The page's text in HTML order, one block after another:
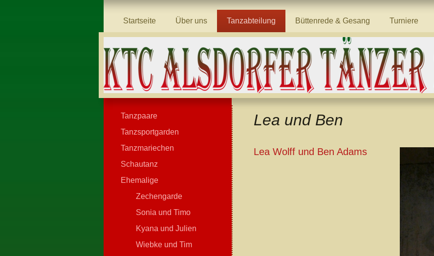
Startseite Über uns Tanzabteilung Büttenrede & Gesang Turniere
Lea und Ben
Lea Wolff und Ben Adams
Tanzpaare
Tanzsportgarden
Tanzmariechen
Schautanz
Ehemalige
Zechengarde
Sonia und Timo
Kyana und Julien
Wiebke und Tim